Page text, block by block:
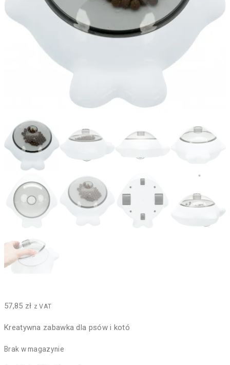
57,85 zł z VAT
Kreatywna zabawka dla psów i kotó
Brak w magazynie